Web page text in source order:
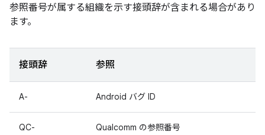
参照番号が属する組織を示す接頭辞が含まれる場合があり
ます。
接頭辞 参照
A- Android バグ ID
QC- Qualcomm の参照番号